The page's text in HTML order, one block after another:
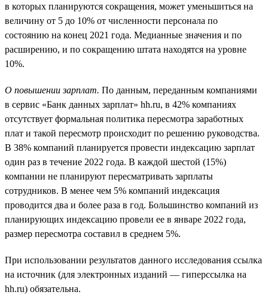
в которых планируются сокращения, может уменьшиться на
величину от 5 до 10% от численности персонала по
состоянию на конец 2021 года. Медианные значения и по
расширению, и по сокращению штата находятся на уровне
10%.
О повышении зарплат. По данным, переданным компаниями
в сервис «Банк данных зарплат» hh.ru, в 42% компаниях
отсутствует формальная политика пересмотра заработных
плат и такой пересмотр происходит по решению руководства.
В 38% компаний планируется провести индексацию зарплат
один раз в течение 2022 года. В каждой шестой (15%)
компании не планируют пересматривать зарплаты
сотрудников. В менее чем 5% компаний индексация
проводится два и более раза в год. Большинство компаний из
планирующих индексацию провели ее в январе 2022 года,
размер пересмотра составил в среднем 5%.
При использовании результатов данного исследования ссылка
на источник (для электронных изданий — гиперссылка на
hh.ru) обязательна.